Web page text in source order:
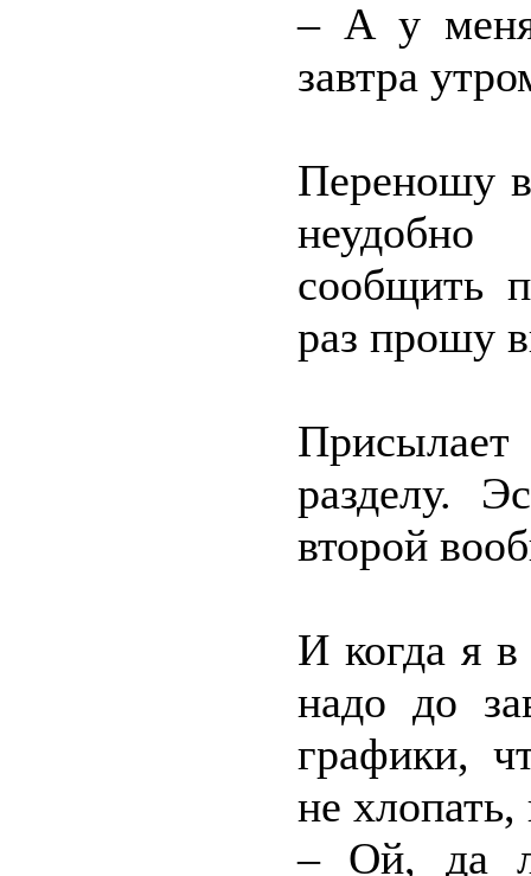
– А у меня
завтра
Переношу
сообщить
раз прошу
разделу.
второй
И когда я
надо до
графики,
не хлопать,
– Ой, да